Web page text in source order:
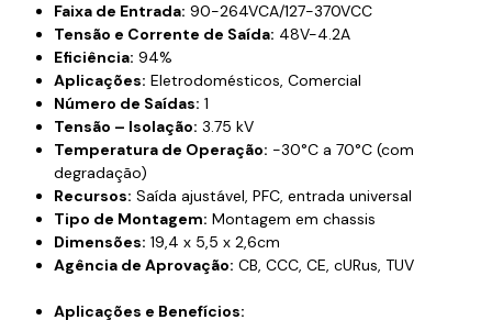
Faixa de Entrada: 90-264VCA/127-370VCC
Tensão e Corrente de Saída: 48V-4.2A
Eficiência: 94%
Aplicações: Eletrodomésticos, Comercial
Número de Saídas: 1
Tensão – Isolação: 3.75 kV
Temperatura de Operação: -30°C a 70°C (com
degradação)
Recursos: Saída ajustável, PFC, entrada universal
Tipo de Montagem: Montagem em chassis
Dimensões: 19,4 x 5,5 x 2,6cm
Agência de Aprovação: CB, CCC, CE, cURus, TUV
Aplicações e Benefícios: